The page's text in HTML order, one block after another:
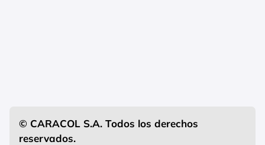
© CARACOL S.A. Todos los derechos
reservados.